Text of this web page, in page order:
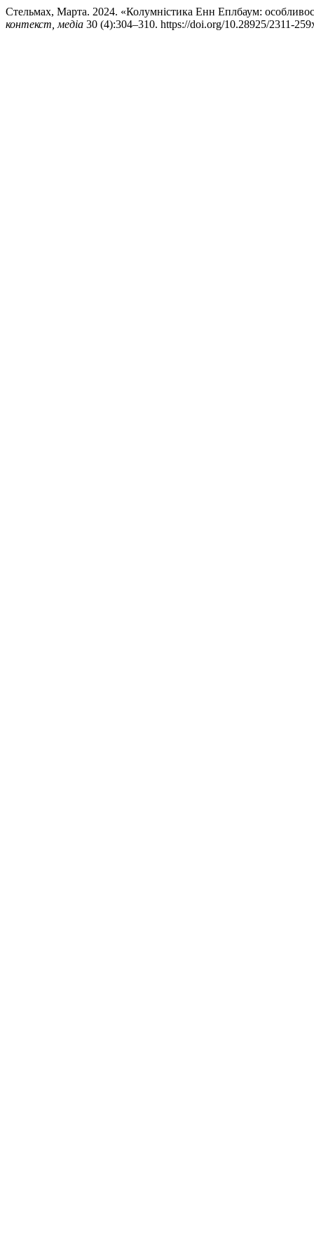
Стельмах, Марта. 2024. «Колумністика Енн Еплбаум:
контекст, медіа 30 (4):304–310. https://doi.org/10.28925/2311-